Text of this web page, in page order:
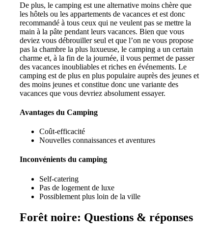
De plus, le camping est une alternative moins chère que
les hôtels ou les appartements de vacances et est donc
recommandé à tous ceux qui ne veulent pas se mettre la
main à la pâte pendant leurs vacances. Bien que vous
deviez vous débrouiller seul et que l’on ne vous propose
pas la chambre la plus luxueuse, le camping a un certain
charme et, à la fin de la journée, il vous permet de passer
des vacances inoubliables et riches en événements. Le
camping est de plus en plus populaire auprès des jeunes et
des moins jeunes et constitue donc une variante des
vacances que vous devriez absolument essayer.
Avantages du Camping
Coût-efficacité
Nouvelles connaissances et aventures
Inconvénients du camping
Self-catering
Pas de logement de luxe
Possiblement plus loin de la ville
Forêt noire: Questions & réponses